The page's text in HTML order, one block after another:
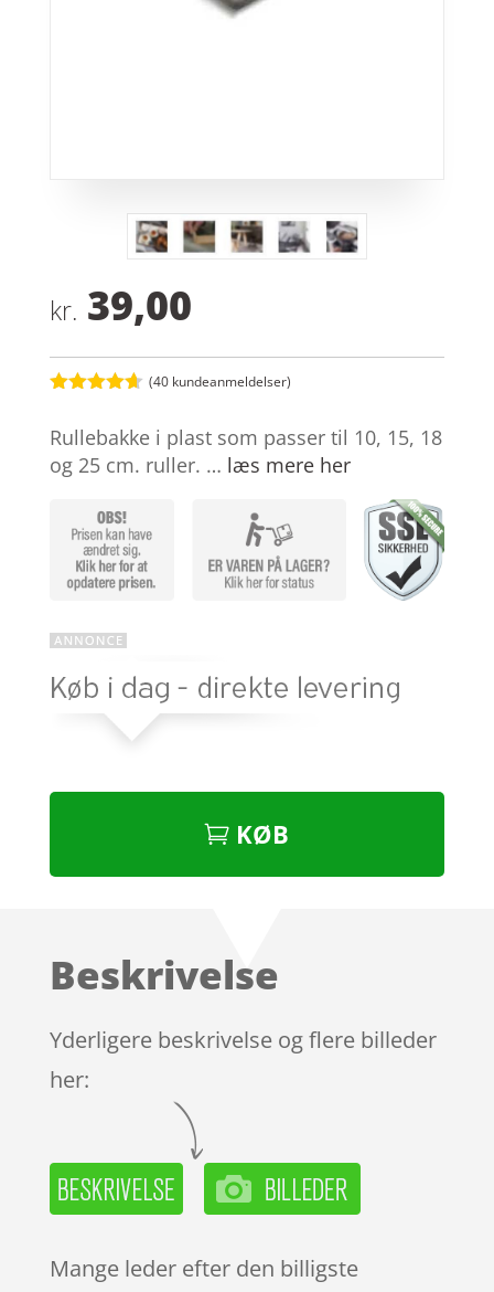
kr. 39,00
ud af 5
baseret på
kundebedø
(40 kundeanmeldelser)
Rullebakke i plast som passer til 10, 15, 18
og 25 cm. ruller. … læs mere her
KØB
Beskrivelse
Yderligere beskrivelse og flere billeder
her:
Mange leder efter den billigste